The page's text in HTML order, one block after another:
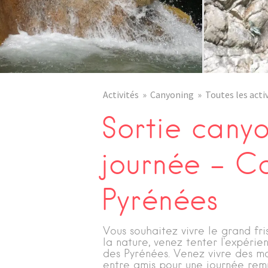
Isère
Activités Canyoning Toutes les
Sortie
journée –
Pyrénées
Vous souhaitez vivre le grand
la nature, venez tenter
des Pyrénées. Venez vivre des
entre amis pour une journée